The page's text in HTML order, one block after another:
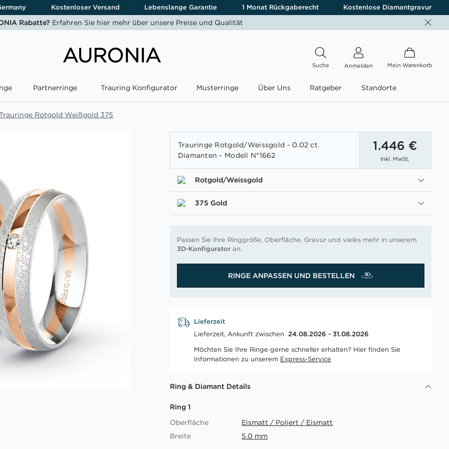
Kostenloser Versand Lebenslange Garantie 1 Monat Rückgaberecht Kostenlose Diamantgravur
Rabatte? Erfahren Sie hier mehr über unsere Preise und Qualität
Suche Anmelden Mein Warenkorb
Partnerringe Trauring Konfigurator Musterringe Über Uns Ratgeber Standorte
Rotgold Weißgold 375
Trauringe Rotgold/Weissgold - 0.02 ct.
Diamanten - Modell N°1662
1.446 €
Inkl. MwSt.
Rotgold/Weissgold
375 Gold
Passen Sie Ihre Ringgröße, Oberfläche, Gravur und vieles mehr in unserem
3D-Konfigurator an.
RINGE ANPASSEN UND BESTELLEN
Lieferzeit
Lieferzeit, Ankunft zwischen 24.08.2026 - 31.08.2026
Möchten Sie Ihre Ringe gerne schneller erhalten? Hier finden Sie
Informationen zu unserem Express-Service
Ring & Diamant Details
Ring 1
Oberfläche
Eismatt / Poliert / Eismatt
Breite
5.0 mm